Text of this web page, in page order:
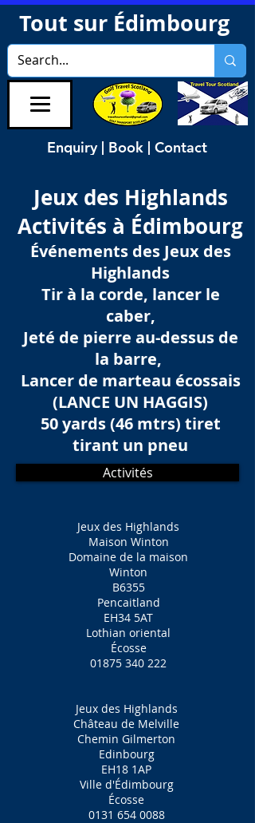
Tout sur Édimbourg
Enquiry | Book | Contact
Jeux des Highlands
Activités à Édimbourg
Événements des Jeux des
Highlands
Tir à la corde, lancer le
caber,
Jeté de pierre au-dessus de
la barre,
Lancer de marteau écossais
(LANCE UN HAGGIS)
50 yards (46 mtrs) tiret
tirant un pneu
Activités
Jeux des Highlands
Maison Winton
Domaine de la maison
Winton
B6355
Pencaitland
EH34 5AT
Lothian oriental
Écosse
01875 340 222
Jeux des Highlands
Château de Melville
Chemin Gilmerton
Edinbourg
EH18 1AP
Ville d'Édimbourg
Écosse
0131 654 0088